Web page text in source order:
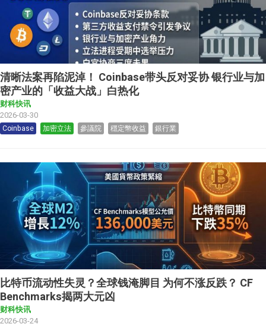
清晰法案再陷泥淖！ Coinbase带头反对妥协 银行业与加
密产业的「收益大战」白热化
财科快讯
2026-03-30
Coinbase 加密立法 參議院 穩定幣收益 銀行業
比特币流动性失灵？全球钱淹脚目 为何不涨反跌？ CF
Benchmarks揭两大元凶
财科快讯
2026-03-24